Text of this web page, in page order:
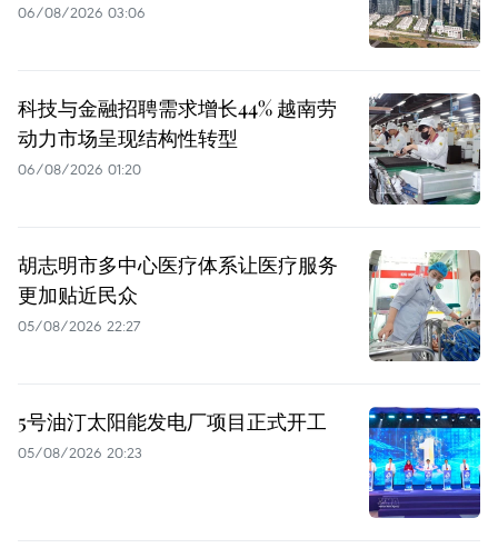
06/08/2026 03:06
科技与金融招聘需求增长44% 越南劳
动力市场呈现结构性转型
06/08/2026 01:20
胡志明市多中心医疗体系让医疗服务
更加贴近民众
05/08/2026 22:27
5号油汀太阳能发电厂项目正式开工
05/08/2026 20:23